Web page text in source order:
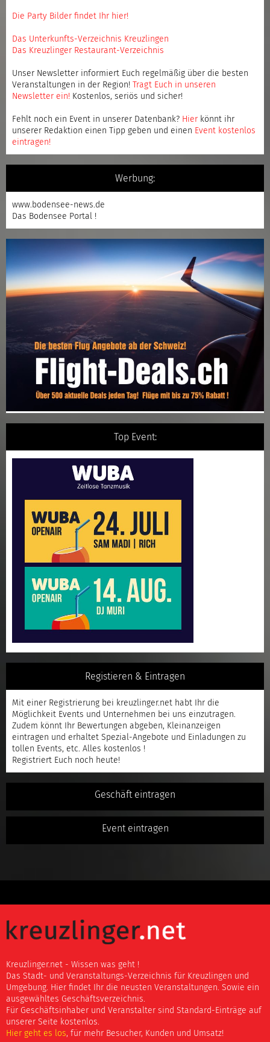
Die Party Bilder findet Ihr hier!
Das Unterkunfts-Verzeichnis Kreuzlingen
Das Kreuzlinger Restaurant-Verzeichnis
Unser Newsletter informiert Euch regelmäßig über die besten
Veranstaltungen in der Region!
Tragt Euch in unseren
Newsletter ein! Kostenlos, seriös und sicher!
Fehlt noch ein Event in unserer Datenbank? Hier könnt ihr
unserer Redaktion einen Tipp geben und einen Event kostenlos
eintragen!
Werbung:
www.bodensee-news.de
Das Bodensee Portal !
Top Event:
Registieren & Eintragen
Mit einer Registrierung bei kreuzlinger.net habt Ihr die
Möglichkeit Events und Unternehmen bei uns einzutragen.
Zudem könnt Ihr Bewertungen abgeben, Kleinanzeigen
eintragen und erhaltet Spezial-Angebote und Einladungen zu
tollen Events, etc. Alles kostenlos !
Registriert Euch noch heute!
Geschäft eintragen
Event eintragen
Kreuzlinger.net - Wissen was geht !
Das Stadt- und Veranstaltungs-Verzeichnis für Kreuzlingen und
Umgebung. Hier findet Ihr die neusten Veranstaltungen. Sowie ein
ausgewähltes Geschäftsverzeichnis.
Für Geschäftsinhaber und Veranstalter sind Standard-Einträge auf
unserer Seite kostenlos.
Hier geht es los, für mehr Besucher, Kunden und Umsatz!